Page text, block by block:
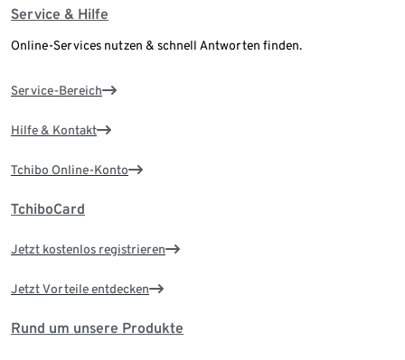
Service & Hilfe
Online-Services nutzen & schnell Antworten finden.
Service-Bereich
Hilfe & Kontakt
Tchibo Online-Konto
TchiboCard
Jetzt kostenlos registrieren
Jetzt Vorteile entdecken
Rund um unsere Produkte